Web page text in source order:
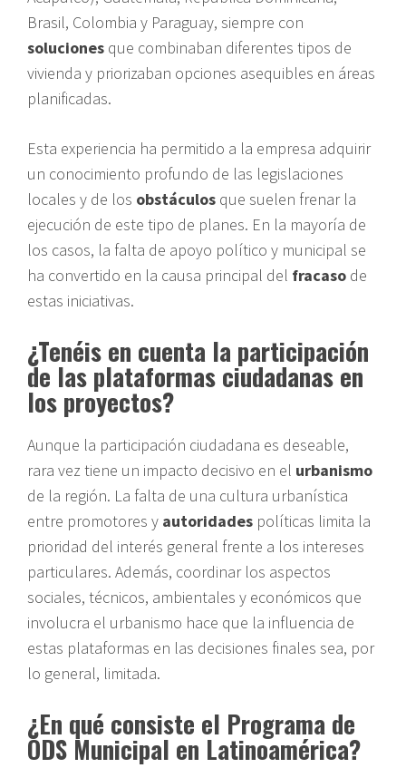
Brasil, Colombia y Paraguay, siempre con
soluciones que combinaban diferentes tipos de
vivienda y priorizaban opciones asequibles en áreas
planificadas.
Esta experiencia ha permitido a la empresa adquirir
un conocimiento profundo de las legislaciones
locales y de los obstáculos que suelen frenar la
ejecución de este tipo de planes. En la mayoría de
los casos, la falta de apoyo político y municipal se
ha convertido en la causa principal del fracaso de
estas iniciativas.
¿Tenéis en cuenta la participación
de las plataformas ciudadanas en
los proyectos?
Aunque la participación ciudadana es deseable,
rara vez tiene un impacto decisivo en el urbanismo
de la región. La falta de una cultura urbanística
entre promotores y autoridades políticas limita la
prioridad del interés general frente a los intereses
particulares. Además, coordinar los aspectos
sociales, técnicos, ambientales y económicos que
involucra el urbanismo hace que la influencia de
estas plataformas en las decisiones finales sea, por
lo general, limitada.
¿En qué consiste el Programa de
ODS Municipal en Latinoamérica?